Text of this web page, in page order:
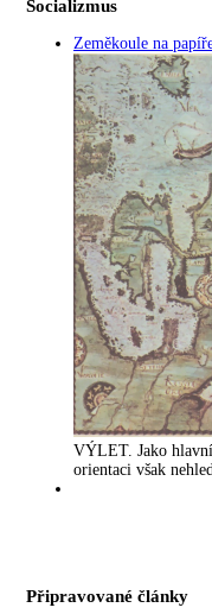
Socializmus
Zeměkoule na
VÝLET. Jako
orientaci však
Připravované články